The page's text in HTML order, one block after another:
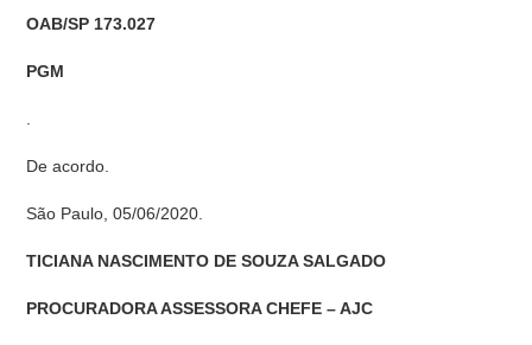
OAB/SP 173.027
PGM
De acordo.
São Paulo, 05/06/2020.
TICIANA NASCIMENTO DE SOUZA SALGADO
PROCURADORA ASSESSORA CHEFE – AJC